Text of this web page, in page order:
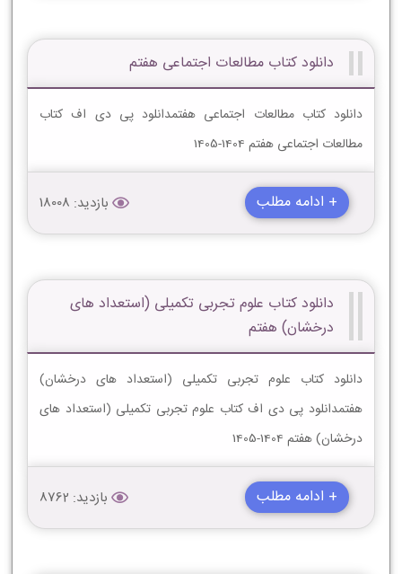
دانلود کتاب مطالعات اجتماعی هفتم
دانلود کتاب مطالعات اجتماعی هفتمدانلود پی دی اف کتاب
مطالعات اجتماعی هفتم 1404-1405
+ ادامه مطلب بازدید: 18008
دانلود کتاب علوم تجربی تکمیلی (استعداد های
درخشان) هفتم
دانلود کتاب علوم تجربی تکمیلی (استعداد های درخشان)
هفتمدانلود پی دی اف کتاب علوم تجربی تکمیلی (استعداد های
درخشان) هفتم 1404-1405
+ ادامه مطلب بازدید: 8762